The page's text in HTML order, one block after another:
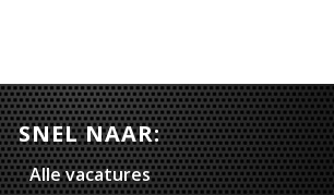
SNEL NAAR:
Alle vacatures